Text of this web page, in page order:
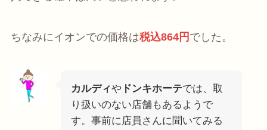
ちなみにイオンでの価格は税込864円 でした。
カルディや ドンキホーテでは、取
り扱いのない店舗もあるようで
す。事前に店員さんに聞いてみる